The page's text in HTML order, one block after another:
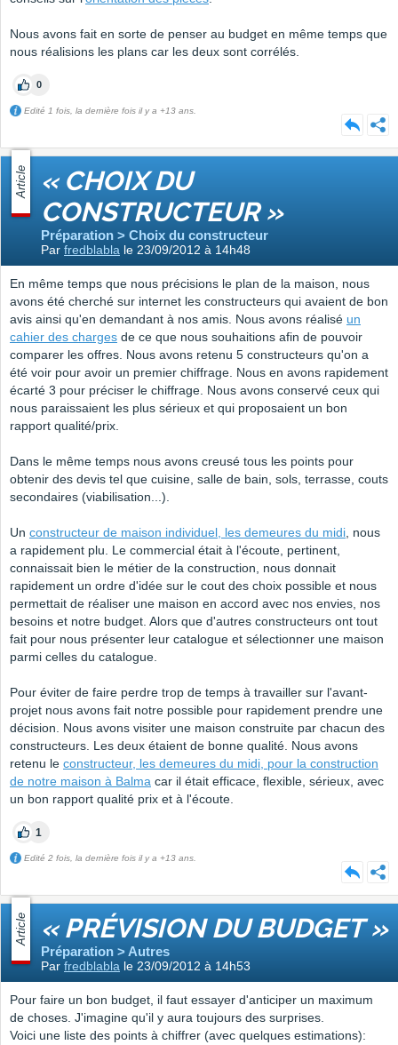
Nous avons fait en sorte de penser au budget en même temps que
nous réalisions les plans car les deux sont corrélés.
0
Edité 1 fois, la dernière fois il y a +13 ans.
Article « CHOIX DU
CONSTRUCTEUR »
Préparation > Choix du constructeur
Par fredblabla le 23/09/2012 à 14h48
En même temps que nous précisions le plan de la maison, nous
avons été cherché sur internet les constructeurs qui avaient de bon
avis ainsi qu'en demandant à nos amis. Nous avons réalisé un
cahier des charges de ce que nous souhaitions afin de pouvoir
comparer les offres. Nous avons retenu 5 constructeurs qu'on a
été voir pour avoir un premier chiffrage. Nous en avons rapidement
écarté 3 pour préciser le chiffrage. Nous avons conservé ceux qui
nous paraissaient les plus sérieux et qui proposaient un bon
rapport qualité/prix.
Dans le même temps nous avons creusé tous les points pour
obtenir des devis tel que cuisine, salle de bain, sols, terrasse, couts
secondaires (viabilisation...).
Un constructeur de maison individuel, les demeures du midi, nous
a rapidement plu. Le commercial était à l'écoute, pertinent,
connaissait bien le métier de la construction, nous donnait
rapidement un ordre d'idée sur le cout des choix possible et nous
permettait de réaliser une maison en accord avec nos envies, nos
besoins et notre budget. Alors que d'autres constructeurs ont tout
fait pour nous présenter leur catalogue et sélectionner une maison
parmi celles du catalogue.
Pour éviter de faire perdre trop de temps à travailler sur l'avant-
projet nous avons fait notre possible pour rapidement prendre une
décision. Nous avons visiter une maison construite par chacun des
constructeurs. Les deux étaient de bonne qualité. Nous avons
retenu le constructeur, les demeures du midi, pour la construction
de notre maison à Balma car il était efficace, flexible, sérieux, avec
un bon rapport qualité prix et à l'écoute.
1
Edité 2 fois, la dernière fois il y a +13 ans.
Article « PRÉVISION DU BUDGET »
Préparation > Autres
Par fredblabla le 23/09/2012 à 14h53
Pour faire un bon budget, il faut essayer d'anticiper un maximum
de choses. J'imagine qu'il y aura toujours des surprises.
Voici une liste des points à chiffrer (avec quelques estimations):